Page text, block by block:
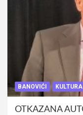
BANOVIĆI KULTURA
OTKAZANA